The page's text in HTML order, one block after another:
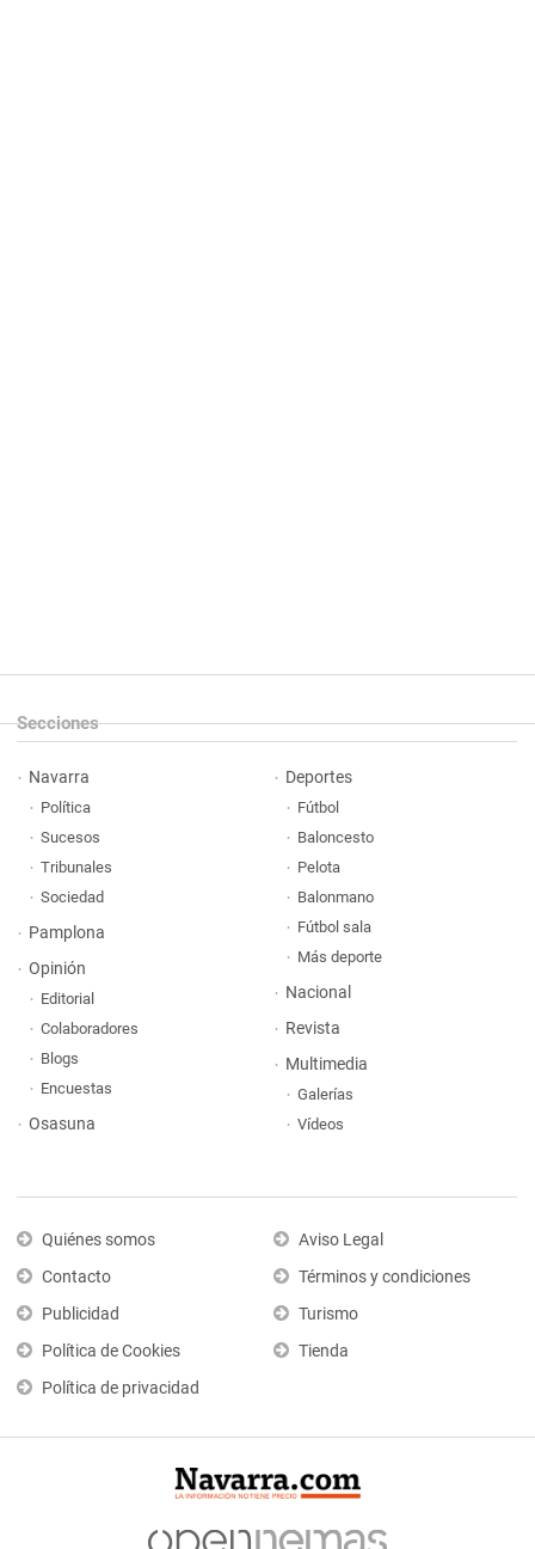
Secciones
Navarra
Política
Sucesos
Tribunales
Sociedad
Pamplona
Opinión
Editorial
Colaboradores
Blogs
Encuestas
Osasuna
Deportes
Fútbol
Baloncesto
Pelota
Balonmano
Fútbol sala
Más deporte
Nacional
Revista
Multimedia
Galerías
Vídeos
Quiénes somos
Contacto
Publicidad
Política de Cookies
Política de privacidad
Aviso Legal
Términos y condiciones
Turismo
Tienda